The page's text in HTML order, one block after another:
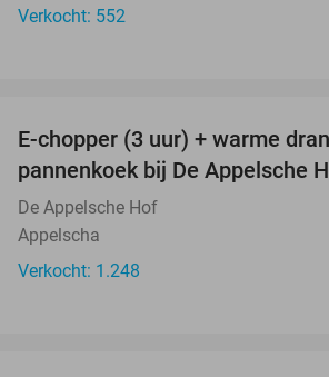
Verkocht: 552
E-chopper (3 uur) + warme
pannenkoek bij De Appelsche
De Appelsche Hof
Appelscha
Verkocht: 1.248